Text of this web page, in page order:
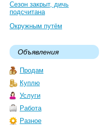
Сезон закрыт, дичь
подсчитана
Окружным путём
Объявления
Продам
Куплю
Услуги
Работа
Разное